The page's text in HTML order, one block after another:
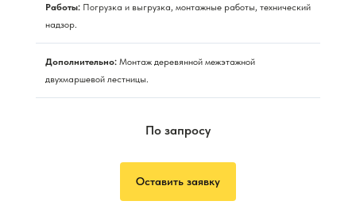
Работы: Погрузка и выгрузка, монтажные работы, технический
надзор.
Дополнительно: Монтаж деревянной межэтажной
двухмаршевой лестницы.
По запросу
Оставить заявку